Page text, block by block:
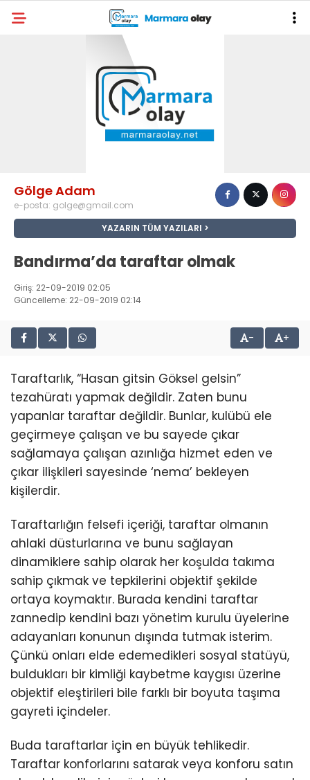
Gölge Adam
e-posta: golge@gmail.com
YAZARIN TÜM YAZILARI
Bandırma’da taraftar olmak
Giriş: 22-09-2019 02:05
Güncelleme: 22-09-2019 02:14
- +
Taraftarlık, “Hasan gitsin Göksel gelsin”
tezahüratı yapmak değildir. Zaten bunu
yapanlar taraftar değildir. Bunlar, kulübü ele
geçirmeye çalışan ve bu sayede çıkar
sağlamaya çalışan azınlığa hizmet eden ve
çıkar ilişkileri sayesinde ‘nema’ bekleyen
kişilerdir.
Taraftarlığın felsefi içeriği, taraftar olmanın
ahlaki düsturlarına ve bunu sağlayan
dinamiklere sahip olarak her koşulda takıma
sahip çıkmak ve tepkilerini objektif şekilde
ortaya koymaktır. Burada kendini taraftar
zannedip kendini bazı yönetim kurulu üyelerine
adayanları konunun dışında tutmak isterim.
Çünkü onları elde edemedikleri sosyal statüyü,
buldukları bir kimliği kaybetme kaygısı üzerine
objektif eleştirileri bile farklı bir boyuta taşıma
gayreti içindeler.
Buda taraftarlar için en büyük tehlikedir.
Taraftar konforlarını satarak veya konforu satın